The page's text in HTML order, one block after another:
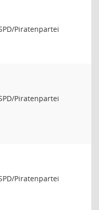
Piratenpartei
Piratenpartei
Piratenpartei